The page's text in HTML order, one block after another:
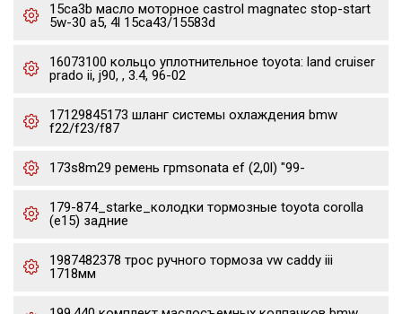
15ca3b масло моторное castrol magnatec stop-start
5w-30 a5, 4l 15ca43/15583d
16073100 кольцо уплотнительное toyota: land cruiser
prado ii, j90, , 3.4, 96-02
17129845173 шланг системы охлаждения bmw
f22/f23/f87
173s8m29 ремень грmsonata ef (2,0l) "99-
179-874_starke_колодки тормозные toyota corolla
(e15) задние
1987482378 трос ручного тормоза vw caddy iii
1718мм